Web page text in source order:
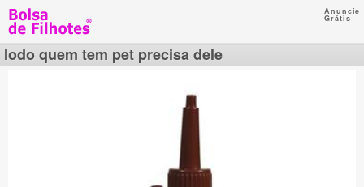
Anuncie
Grátis
Iodo quem tem pet precisa dele